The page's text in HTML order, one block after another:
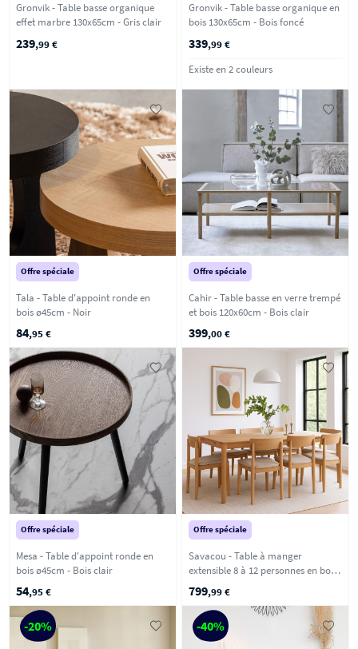
Gronvik - Table basse organique
effet marbre 130x65cm - Gris clair
239,99 €
Gronvik - Table basse organique en
bois 130x65cm - Bois foncé
339,99 €
Existe en 2 couleurs
Offre spéciale
Tala - Table d'appoint ronde en
bois ø45cm - Noir
84,95 €
Offre spéciale
Cahir - Table basse en verre trempé
et bois 120x60cm - Bois clair
399,00 €
Offre spéciale
Mesa - Table d'appoint ronde en
bois ø45cm - Bois clair
54,95 €
Offre spéciale
Savacou - Table à manger
extensible 8 à 12 personnes en bois
799,99 €
-20% -40%